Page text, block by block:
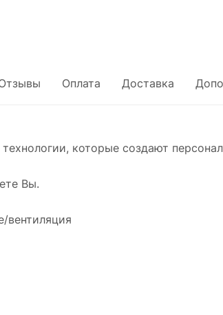
Оплата Доставка
которые создают
Вы.
вентиляция